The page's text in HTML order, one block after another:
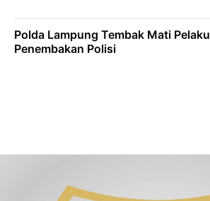
Polda Lampung Tembak Mati Pelaku
Penembakan Polisi